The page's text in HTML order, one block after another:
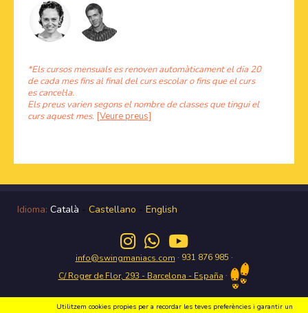
*Els cursos mensuals es renoven automàticament el dia 20
de cada mes fins al final del curs escolar o fins que el curs
es cancel·la.
Els preus varien segons el nombre de classes que tingui el
curs aquest mes. [Veure preus]
Idioma: Català - Castellano - English
info@swingmaniacs.com · 931 876 985 ·
C/ Roger de Flor, 293 - Barcelona - España ·
Utilitzem cookies propies per a recordar les teves preferències i garantir un